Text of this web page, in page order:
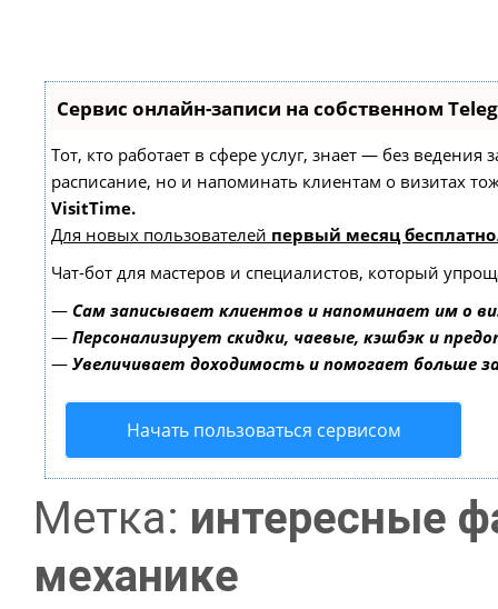
Сервис онлайн-записи на собственном
Тот, кто работает в сфере услуг, знает — без
расписание, но и напоминать клиентам о визитах
VisitTime.
Для новых пользователей первый месяц бесплатно
Чат-бот для мастеров и специалистов, который
— Сам записывает клиентов и напоминает им о
— Персонализирует скидки, чаевые, кэшбэк и
— Увеличивает доходимость и помогает больше
Начать пользоваться сервисом
Метка: интересные
механике